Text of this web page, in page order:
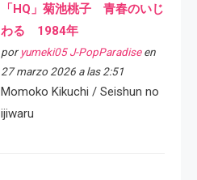
「HQ」菊池桃子 青春のいじ
わる 1984年
por yumeki05 J-PopParadiseen
27 marzo 2026 a las 2:51
Momoko Kikuchi / Seishun no
ijiwaru